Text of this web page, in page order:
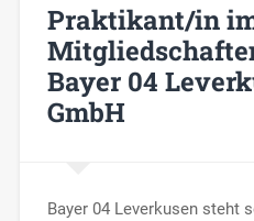
Praktikant/in
Bayer 04
GmbH
Bayer 04 Leverkusen steht